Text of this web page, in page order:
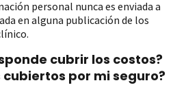
personal nunca es enviada a
en alguna publicación de los
cubrir los costos?
cubiertos por mi seguro?